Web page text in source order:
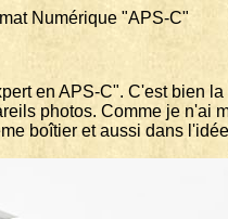
"APS-C"
en APS-C". C'est bien
photos. Comme je n'ai
boîtier et aussi dans